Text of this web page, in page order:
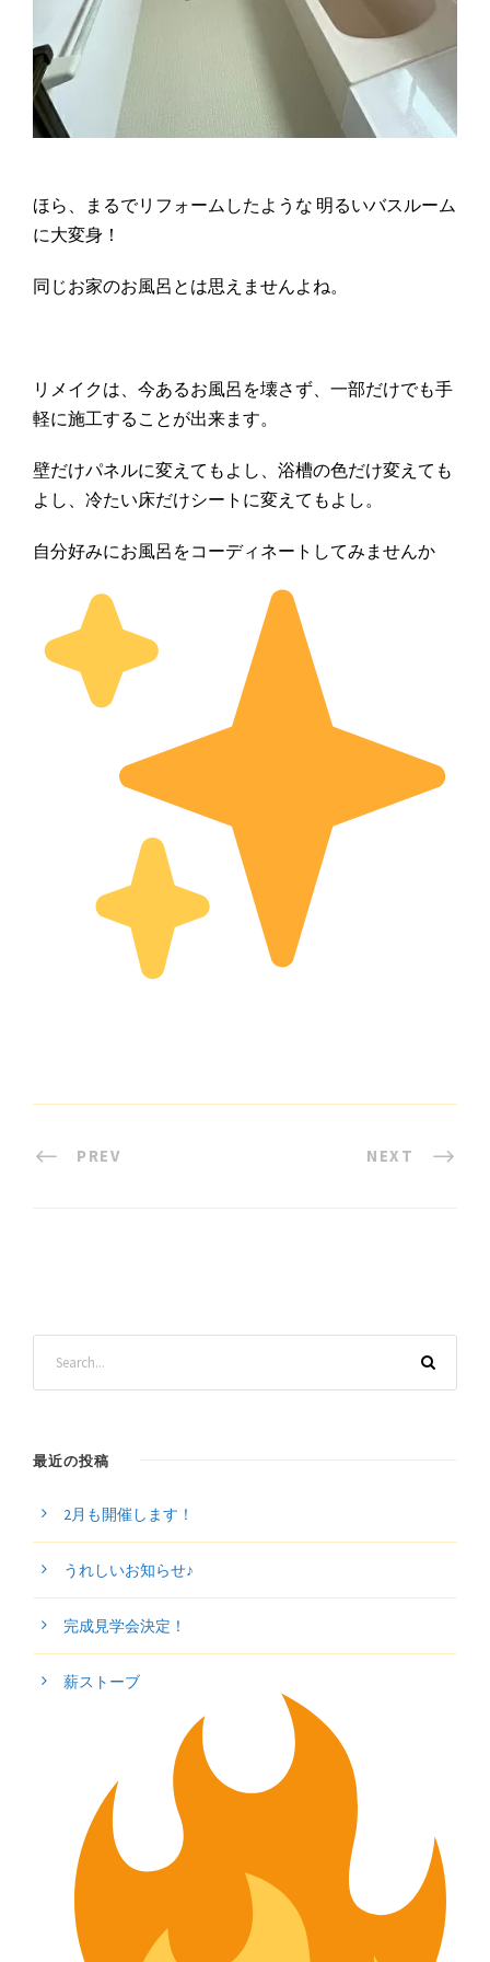
ほら、まるでリフォームしたような 明るいバスルーム
に大変身！
同じお家のお風呂とは思えませんよね。
リメイクは、今あるお風呂を壊さず、一部だけでも手
軽に施工することが出来ます。
壁だけパネルに変えてもよし、浴槽の色だけ変えても
よし、冷たい床だけシートに変えてもよし。
自分好みにお風呂をコーディネートしてみませんか
PREV NEXT
最近の投稿
2月も開催します！
うれしいお知らせ♪
完成見学会決定！
薪ストーブ